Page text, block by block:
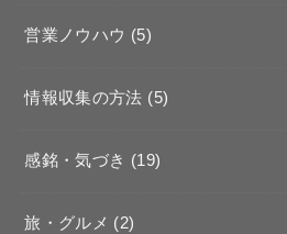
営業ノウハウ (5)
情報収集の方法 (5)
感銘・気づき (19)
旅・グルメ (2)